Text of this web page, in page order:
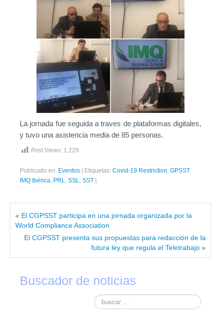
La jornada fue seguida a traves de plataformas digitales,
y tuvo una asistencia media de 85 personas.
Post Views: 1.229
Publicado en: Eventos | Etiquetas: Covid-19 Restriction GPSST,
IMQ Ibérica PRL SSL SST |
« El CGPSST participa en una jornada organizada por la
World Compliance Association
El CGPSST presenta sus propuestas para redacción de la
futura ley que regula el Teletrabajo »
Buscador de noticias